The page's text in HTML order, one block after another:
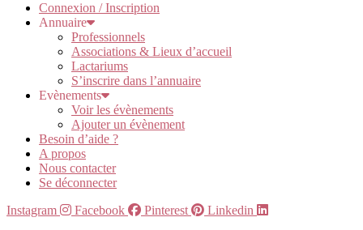
Connexion / Inscription
Annuaire
Professionnels
Associations & Lieux d’accueil
Lactariums
S’inscrire dans l’annuaire
Evènements
Voir les évènements
Ajouter un évènement
Besoin d’aide ?
A propos
Nous contacter
Se déconnecter
Instagram
Facebook Pinterest
Linkedin